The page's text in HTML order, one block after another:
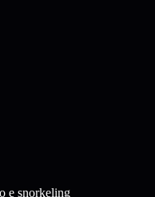
e snorkeling